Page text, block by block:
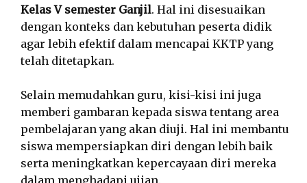
Kelas V semester Ganjil. Hal ini disesuaikan
dengan konteks dan kebutuhan peserta didik
agar lebih efektif dalam mencapai KKTP yang
telah ditetapkan.
Selain memudahkan guru, kisi-kisi ini juga
memberi gambaran kepada siswa tentang area
pembelajaran yang akan diuji. Hal ini membantu
siswa mempersiapkan diri dengan lebih baik
serta meningkatkan kepercayaan diri mereka
dalam menghadapi ujian.